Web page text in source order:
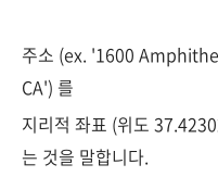
주소 (ex. '1600
CA') 를
지리적 좌표 (위도
는 것을 말합니다.